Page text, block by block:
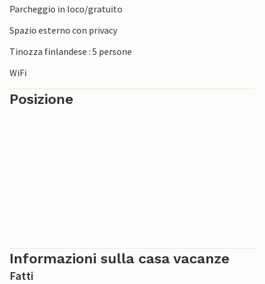
Parcheggio in loco/gratuito
Spazio esterno con privacy
Tinozza finlandese : 5 persone
WiFi
Posizione
Informazioni sulla casa vacanze
Fatti